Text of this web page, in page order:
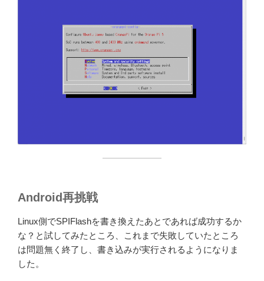
Android再挑戦
Linux側でSPIFlashを書き換えたあとであれば成功するか
な？と試してみたところ、これまで失敗していたところ
は問題無く終了し、書き込みが実行されるようになりま
した。